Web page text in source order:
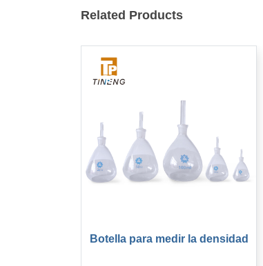
Related Products
Botella para medir la densidad